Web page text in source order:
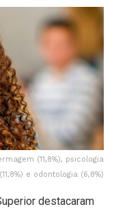
(11,8%), psicologia
(11,8%) e odontologia (6,8%)
destacaram